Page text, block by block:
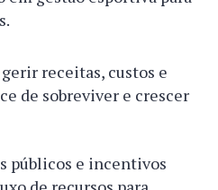
receitas, custos e
de sobreviver e crescer
públicos e incentivos